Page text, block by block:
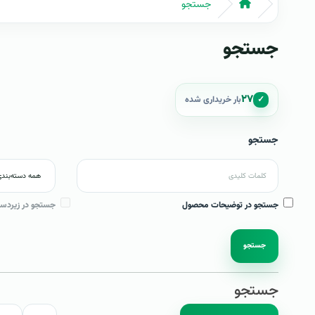
جستجو
جستجو
✓ ۲۷بار خریداری شده
جستجو
جستجو در توضیحات محصول جستجو در
جستجو
جستجو